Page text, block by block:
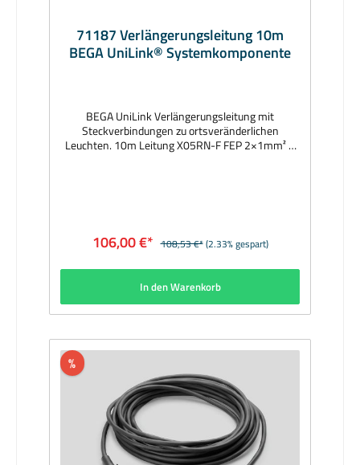
71187 Verlängerungsleitung 10m
BEGA UniLink® Systemkomponente
BEGA UniLink Verlängerungsleitung mit
Steckverbindungen zu ortsveränderlichen
Leuchten. 10m Leitung X05RN-F FEP 2×1mm² +
106,00 €* 108,53 €*(2.33% gespart)
In den Warenkorb
%